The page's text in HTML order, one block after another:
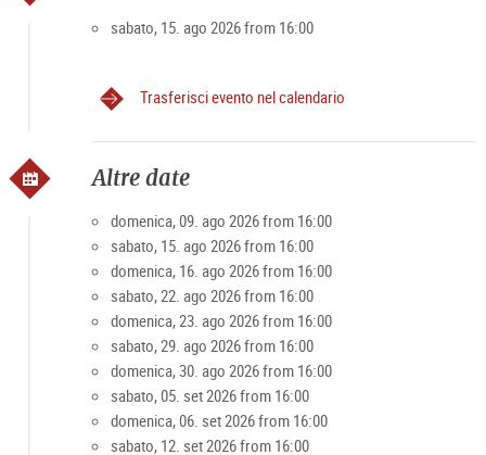
telefonicamente in anticipo.
sabato, 15. ago 2026 from 16:00
Trasferisci evento nel calendario
Altre date
domenica, 09. ago 2026 from 16:00
sabato, 15. ago 2026 from 16:00
domenica, 16. ago 2026 from 16:00
sabato, 22. ago 2026 from 16:00
domenica, 23. ago 2026 from 16:00
sabato, 29. ago 2026 from 16:00
domenica, 30. ago 2026 from 16:00
sabato, 05. set 2026 from 16:00
domenica, 06. set 2026 from 16:00
sabato, 12. set 2026 from 16:00